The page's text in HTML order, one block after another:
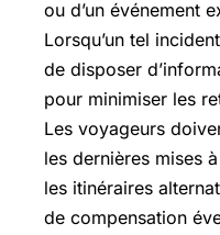
ou d’un événement
Lorsqu’un tel
de disposer
pour minimiser les
Les voyageurs
les dernières mises
les itinéraires
de compensation